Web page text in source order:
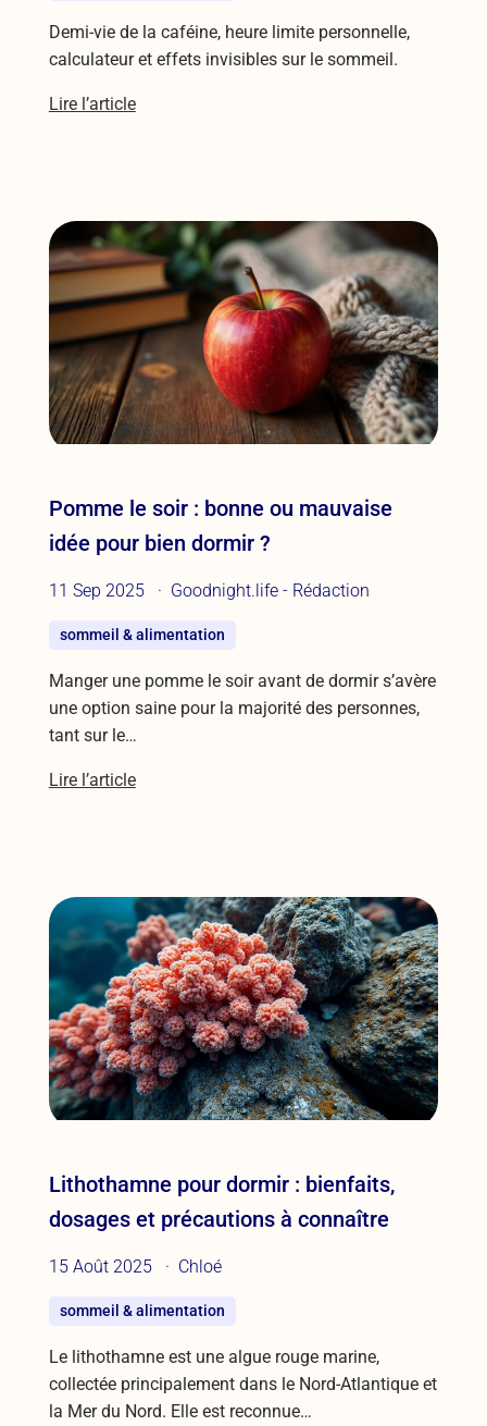
Demi-vie de la caféine, heure limite personnelle,
calculateur et effets invisibles sur le sommeil.
Lire l’article
Pomme le soir : bonne ou mauvaise
idée pour bien dormir ?
11 Sep 2025 Goodnight.life - Rédaction
sommeil & alimentation
Manger une pomme le soir avant de dormir s’avère
une option saine pour la majorité des personnes,
tant sur le…
Lire l’article
Lithothamne pour dormir : bienfaits,
dosages et précautions à connaître
15 Août 2025 Chloé
sommeil & alimentation
Le lithothamne est une algue rouge marine,
collectée principalement dans le Nord-Atlantique et
la Mer du Nord. Elle est reconnue…